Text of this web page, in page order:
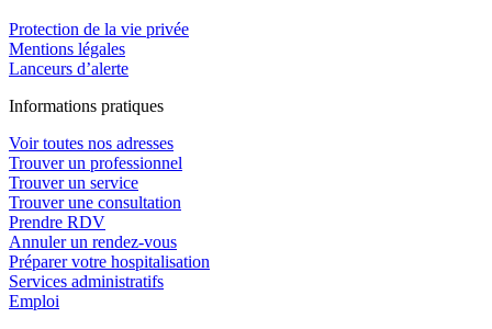
Protection de la vie privée
Mentions légales
Lanceurs d’alerte
Informations pratiques
Voir toutes nos adresses
Trouver un professionnel
Trouver un service
Trouver une consultation
Prendre RDV
Annuler un rendez-vous
Préparer votre hospitalisation
Services administratifs
Emploi​